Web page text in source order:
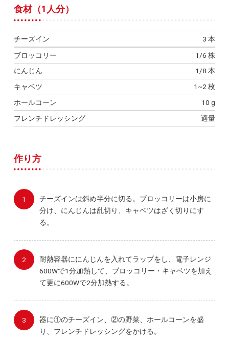
食材（1人分）
チーズイン
3 本
ブロッコリー
1/6 株
にんじん
1/8 本
キャベツ
1~2 枚
ホールコーン
10 g
フレンチドレッシング
適量
作り方
チーズインは斜め半分に切る。ブロッコリーは小房に
分け、にんじんは乱切り、キャベツはざく切りにす
る。
耐熱容器ににんじんを入れてラップをし、電子レンジ
600Wで1分加熱して、ブロッコリー・キャベツを加え
て更に600Wで2分加熱する。
器に①のチーズイン、②の野菜、ホールコーンを盛
り、フレンチドレッシングをかける。